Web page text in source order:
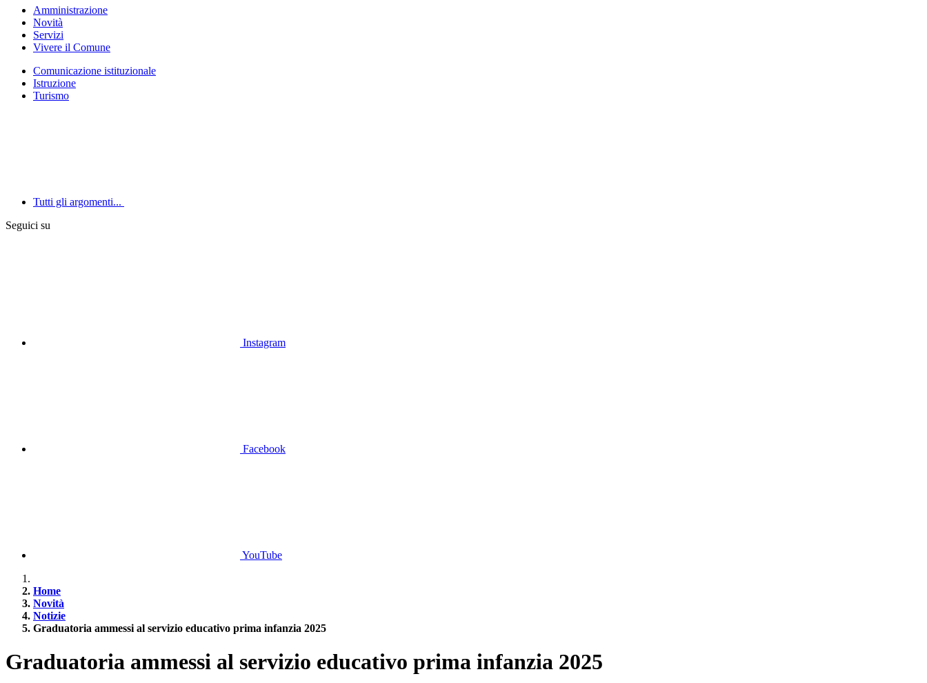
Amministrazione
Novità
Servizi
Vivere il Comune
Comunicazione istituzionale
Istruzione
Turismo
Tutti gli argomenti...
Seguici su
Instagram
Facebook
YouTube
Home
Novità
Notizie
Graduatoria ammessi al servizio educativo prima infanzia 2025
Graduatoria ammessi al servizio educativo prima infanzia 2025